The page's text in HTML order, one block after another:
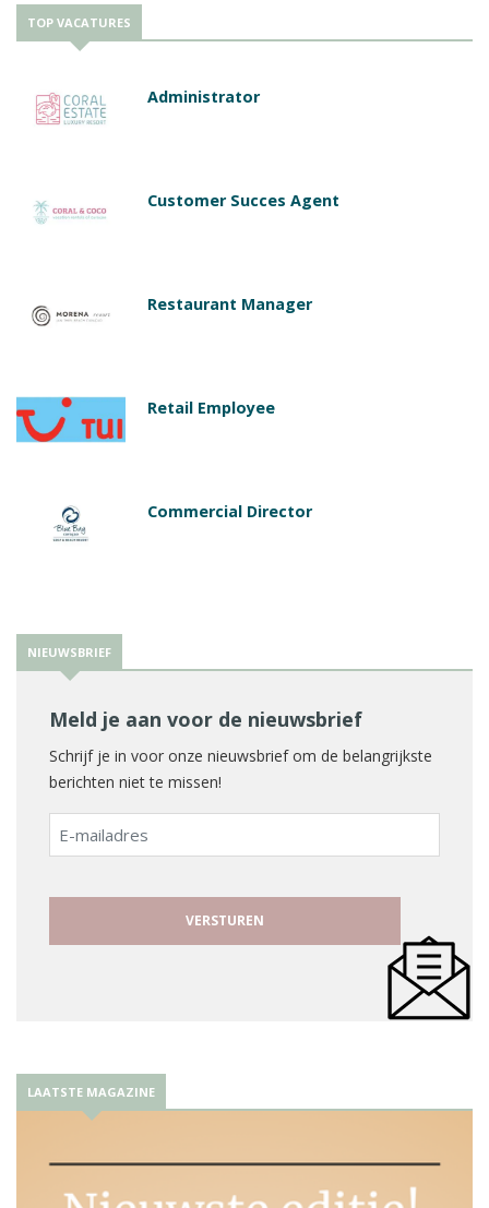
TOP VACATURES
Administrator
Customer Succes Agent
Restaurant Manager
Retail Employee
Commercial Director
NIEUWSBRIEF
Meld je aan voor de nieuwsbrief
Schrijf je in voor onze nieuwsbrief om de belangrijkste
berichten niet te missen!
E-
mailadres
LAATSTE MAGAZINE